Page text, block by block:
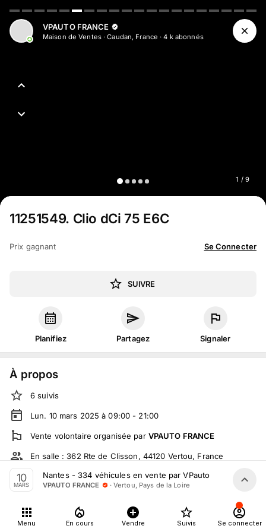
1 / 9
VPAUTO FRANCE
Maison de Ventes·Caudan, France ·4 kabonnés
11251549. Clio dCi 75 E6C
Prix gagnant Se Connecter
SUIVRE
Planifiez Partagez Signaler
À propos
6 suivis
Lun. 10 mars 2025 à 09:00 - 21:00
Vente volontaire organisée par VPAUTO FRANCE
En salle : 362 Rte de Clisson, 44120 Vertou, France
En livesur vpauto.fr
10
MARS
Nantes - 334 véhicules en vente par VPauto
VPAUTO FRANCE · Vertou, Pays de la Loire
Menu En cours Vendre Suivis Se connecter